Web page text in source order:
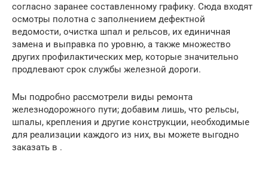
согласно заранее составленному графику. Сюда входят
осмотры полотна с заполнением дефектной
ведомости, очистка шпал и рельсов, их единичная
замена и выправка по уровню, а также множество
других профилактических мер, которые значительно
продлевают срок службы железной дороги.
Мы подробно рассмотрели виды ремонта
железнодорожного пути; добавим лишь, что рельсы,
шпалы, крепления и другие конструкции, необходимые
для реализации каждого из них, вы можете выгодно
заказать в .